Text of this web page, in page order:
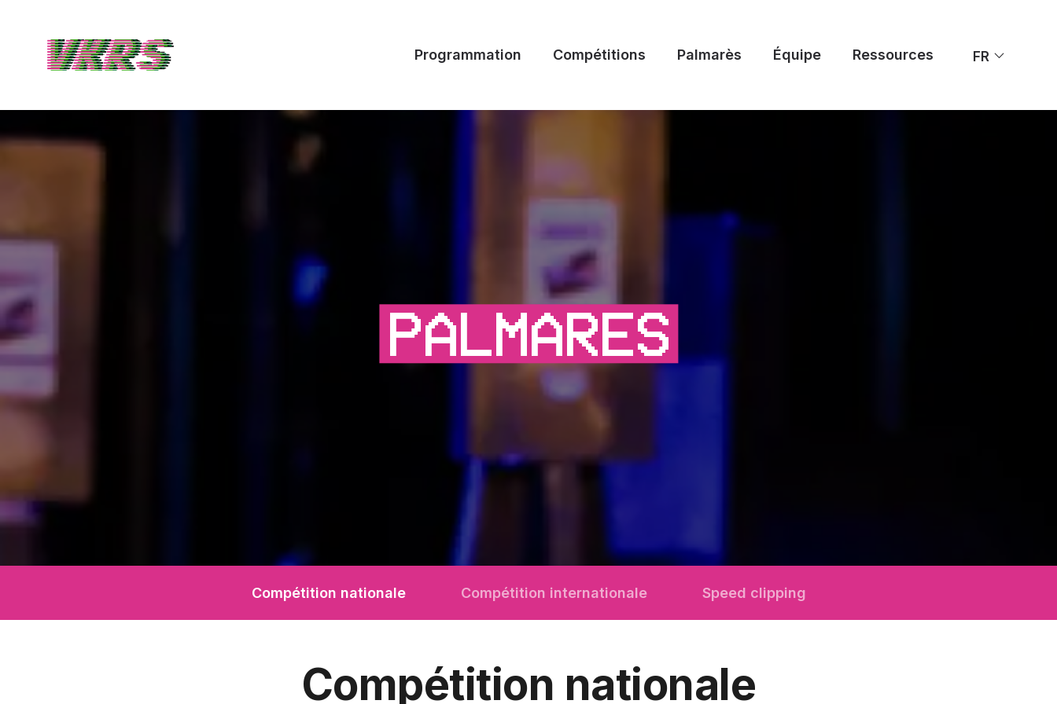
Programmation Compétitions Palmarès Équipe Ressources FR
PALMARES
Compétition nationale Compétition internationale Speed clipping
Compétition nationale